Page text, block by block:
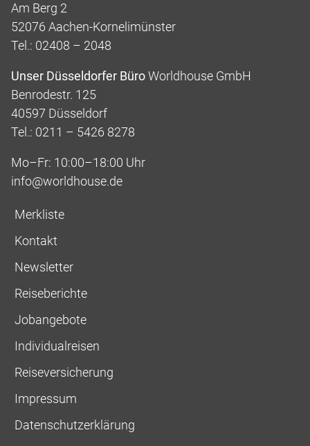
Am Berg 2
52076 Aachen-Kornelimünster
Tel.: 02408 – 2048
Unser Düsseldorfer BüroWorldhouse GmbH
Benrodestr. 125
40597 Düsseldorf
Tel.: 0211 – 5426 8278
Mo–Fr: 10:00–18:00 Uhr
info@worldhouse.de
Merkliste
Kontakt
Newsletter
Reiseberichte
Jobangebote
Individualreisen
Reiseversicherung
Impressum
Datenschutzerklärung